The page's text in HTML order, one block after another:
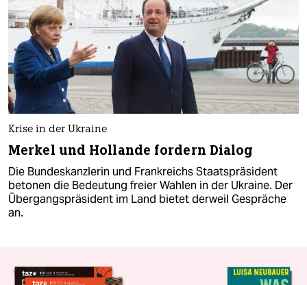
Krise in der Ukraine
Merkel und Hollande fordern Dialog
Die Bundeskanzlerin und Frankreichs Staatspräsident
betonen die Bedeutung freier Wahlen in der Ukraine. Der
Übergangspräsident im Land bietet derweil Gespräche
an.